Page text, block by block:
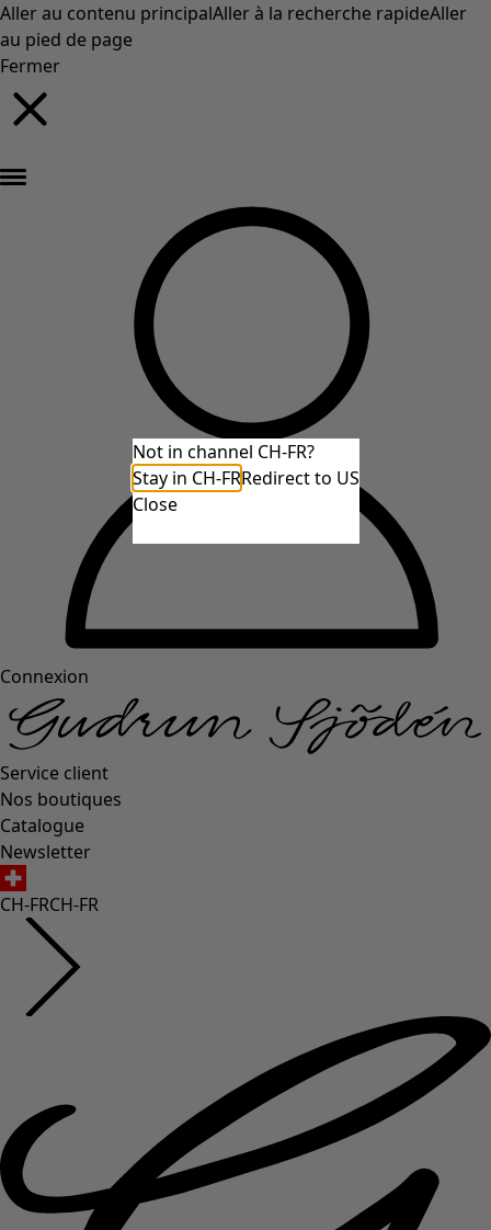
Aller au contenu principalAller à la recherche rapideAller
au pied de page
Fermer
Connexion
Service client
Nos boutiques
Catalogue
Newsletter
CH-FRCH-FR
Not in channel CH-FR?
Stay in CH-FRRedirect to US
Close